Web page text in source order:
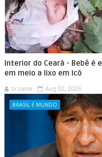
Interior do Ceará - Bebê é
em meio a lixo em Icó
tv zaine Aug 02, 2026
BRASIL E MUNDO